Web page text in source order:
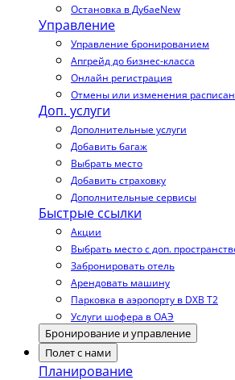
Остановка в ДубаеNew
Управление
Управление бронированием
Апгрейд до бизнес-класса
Онлайн регистрация
Отмены или изменения
Доп. услуги
Дополнительные услуги
Добавить багаж
Выбрать место
Добавить страховку
Дополнительные сервисы
Быстрые ссылки
Акции
Выбрать место с доп.
Забронировать отель
Арендовать машину
Парковка в аэропорту в DXB T2
Услуги шофера в ОАЭ
Бронирование и управление
Полет с нами
Планирование